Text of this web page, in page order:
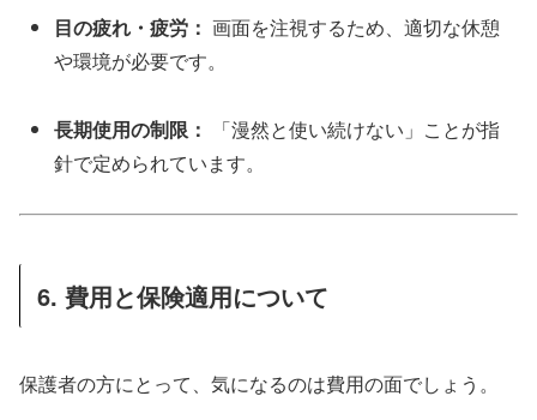
目の疲れ・疲労： 画面を注視するため、適切な休憩
や環境が必要です。
長期使用の制限：
「漫然と使い続けない」ことが指
針で定められています。
6. 費用と保険適用について
保護者の方にとって、気になるのは費用の面でしょう。